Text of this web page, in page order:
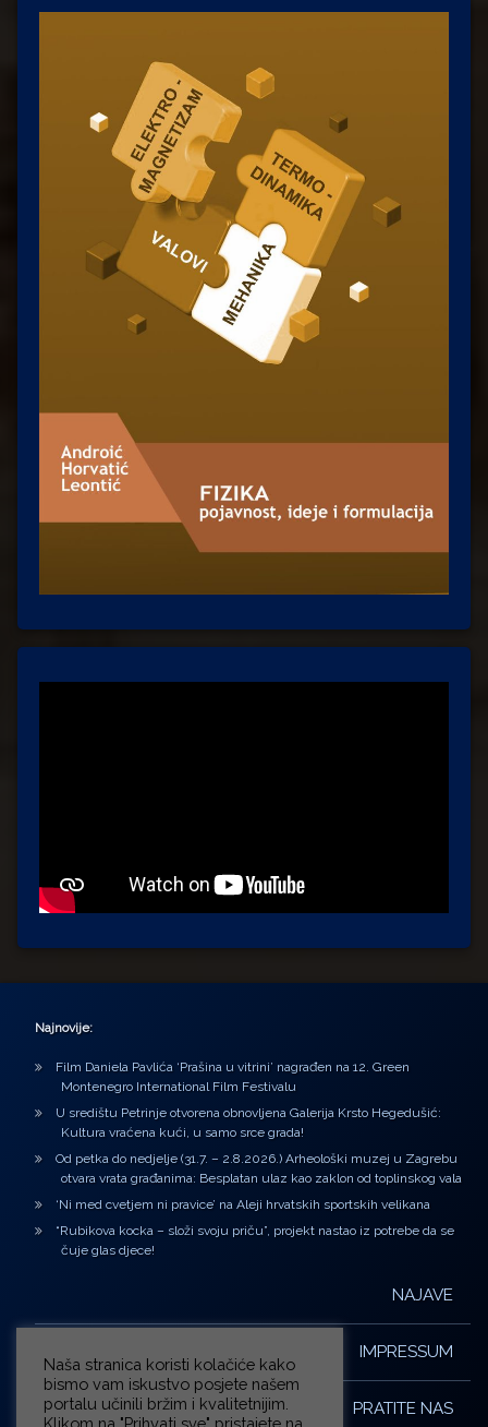
Najnovije:
Film Daniela Pavlića ‘Prašina u vitrini’ nagrađen na 12. Green
Montenegro International Film Festivalu
U središtu Petrinje otvorena obnovljena Galerija Krsto Hegedušić:
Kultura vraćena kući, u samo srce grada!
Od petka do nedjelje (31.7. – 2.8.2026.) Arheološki muzej u Zagrebu
otvara vrata građanima: Besplatan ulaz kao zaklon od toplinskog vala
‘Ni med cvetjem ni pravice’ na Aleji hrvatskih sportskih velikana
“Rubikova kocka – složi svoju priču”, projekt nastao iz potrebe da se
čuje glas djece!
NAJAVE
IMPRESSUM
PRATITE NAS
Naša stranica koristi kolačiće kako
bismo vam iskustvo posjete našem
portalu učinili bržim i kvalitetnijim.
Klikom na "Prihvati sve" pristajete na